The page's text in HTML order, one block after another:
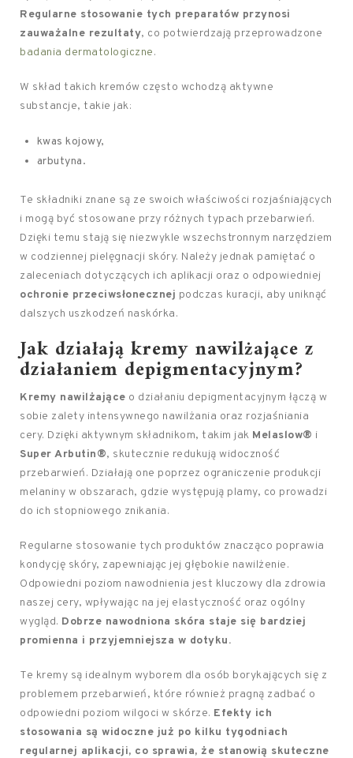
Regularne stosowanie tych preparatów przynosi
zauważalne rezultaty, co potwierdzają przeprowadzone
badania dermatologiczne.
W skład takich kremów często wchodzą aktywne
substancje, takie jak:
kwas kojowy,
arbutyna.
Te składniki znane są ze swoich właściwości rozjaśniających
i mogą być stosowane przy różnych typach przebarwień.
Dzięki temu stają się niezwykle wszechstronnym narzędziem
w codziennej pielęgnacji skóry. Należy jednak pamiętać o
zaleceniach dotyczących ich aplikacji oraz o odpowiedniej
ochronie przeciwsłonecznej podczas kuracji, aby uniknąć
dalszych uszkodzeń naskórka.
Jak działają kremy nawilżające z
działaniem depigmentacyjnym?
Kremy nawilżające o działaniu depigmentacyjnym łączą w
sobie zalety intensywnego nawilżania oraz rozjaśniania
cery. Dzięki aktywnym składnikom, takim jak Melaslow® i
Super Arbutin®, skutecznie redukują widoczność
przebarwień. Działają one poprzez ograniczenie produkcji
melaniny w obszarach, gdzie występują plamy, co prowadzi
do ich stopniowego znikania.
Regularne stosowanie tych produktów znacząco poprawia
kondycję skóry, zapewniając jej głębokie nawilżenie.
Odpowiedni poziom nawodnienia jest kluczowy dla zdrowia
naszej cery, wpływając na jej elastyczność oraz ogólny
wygląd. Dobrze nawodniona skóra staje się bardziej
promienna i przyjemniejsza w dotyku.
Te kremy są idealnym wyborem dla osób borykających się z
problemem przebarwień, które również pragną zadbać o
odpowiedni poziom wilgoci w skórze. Efekty ich
stosowania są widoczne już po kilku tygodniach
regularnej aplikacji, co sprawia, że stanowią skuteczne